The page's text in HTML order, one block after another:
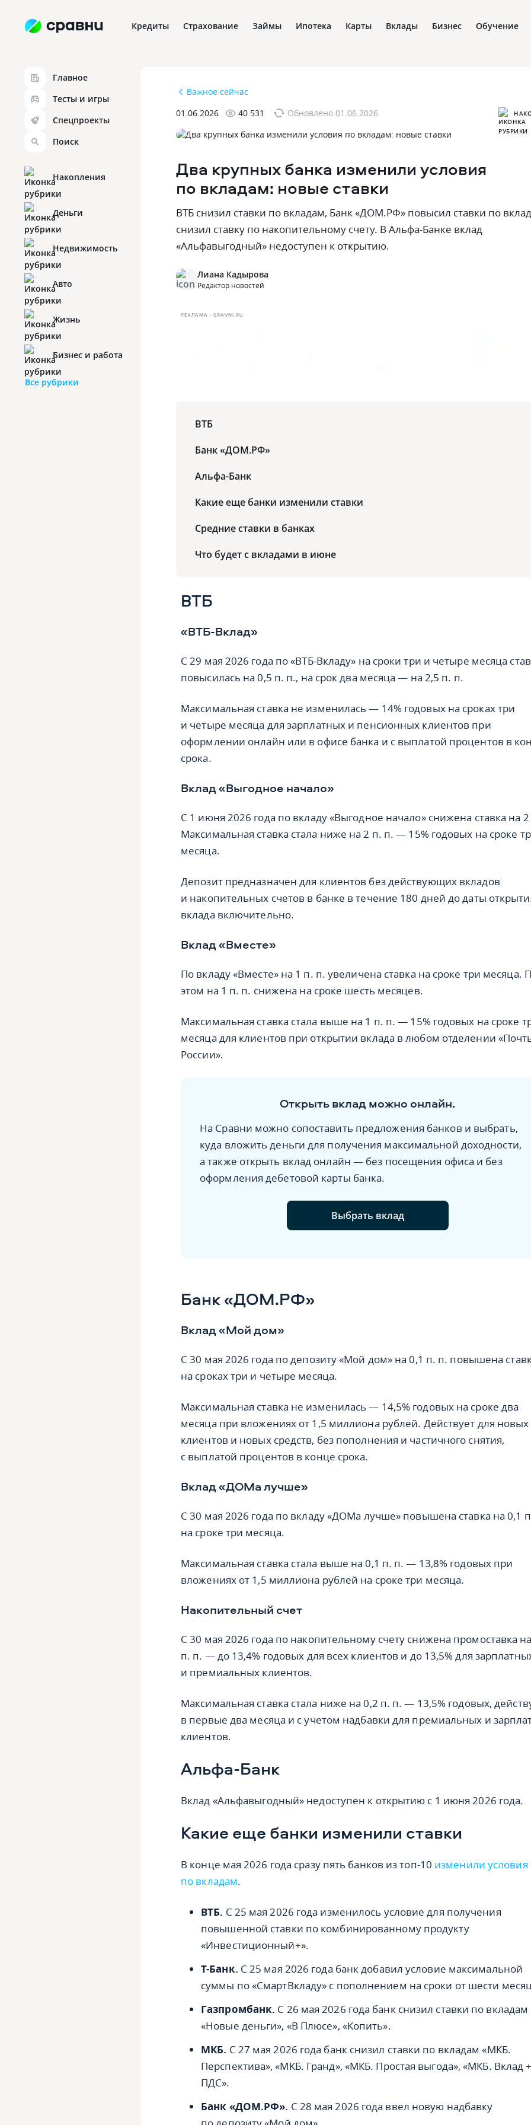
Кредиты Страхование Займы Ипотека Карты Вклады Бизнес Обучение
Главное
Тесты и игры
Спецпроекты
Поиск
Накопления
Деньги
Недвижимость
Авто
Жизнь
Бизнес и работа
Все рубрики
Важное сейчас
01.06.2026
40 531 Обновлено 01.06.2026
Два крупных банка изменили условия
по вкладам: новые ставки
ВТБ снизил ставки по вкладам, Банк «ДОМ.РФ» повысил ставки по
снизил ставку по накопительному счету. В Альфа-Банке вклад
«Альфавыгодный» недоступен к открытию.
Лиана Кадырова
Редактор новостей
РЕКЛАМА • SRAVNI.RU
ВТБ
Банк «ДОМ.РФ»
Альфа-Банк
Какие еще банки изменили ставки
Средние ставки в банках
Что будет с вкладами в июне
ВТБ
«ВТБ-Вклад»
С 29 мая 2026 года по «ВТБ-Вкладу» на сроки три и четыре месяца
повысилась на 0,5 п. п., на срок два месяца — на 2,5 п. п.
Максимальная ставка не изменилась — 14% годовых на сроках три
и четыре месяца для зарплатных и пенсионных клиентов при
оформлении онлайн или в офисе банка и с выплатой процентов в
срока.
Вклад «Выгодное начало»
С 1 июня 2026 года по вкладу «Выгодное начало» снижена ставка на
Максимальная ставка стала ниже на 2 п. п. — 15% годовых на сроке
месяца.
Депозит предназначен для клиентов без действующих вкладов
и накопительных счетов в банке в течение 180 дней до даты
вклада включительно.
Вклад «Вместе»
По вкладу «Вместе» на 1 п. п. увеличена ставка на сроке три месяца.
этом на 1 п. п. снижена на сроке шесть месяцев.
Максимальная ставка стала выше на 1 п. п. — 15% годовых на сроке
месяца для клиентов при открытии вклада в любом отделении
России».
Открыть вклад можно онлайн.
На Сравни можно сопоставить предложения банков и выбрать,
куда вложить деньги для получения максимальной доходности,
а также открыть вклад онлайн — без посещения офиса и без
оформления дебетовой карты банка.
Выбрать вклад
Банк «ДОМ.РФ»
Вклад «Мой дом»
С 30 мая 2026 года по депозиту «Мой дом» на 0,1 п. п. повышена
на сроках три и четыре месяца.
Максимальная ставка не изменилась — 14,5% годовых на сроке два
месяца при вложениях от 1,5 миллиона рублей. Действует для новых
клиентов и новых средств, без пополнения и частичного снятия,
с выплатой процентов в конце срока.
Вклад «ДОМа лучше»
С 30 мая 2026 года по вкладу «ДОМа лучше» повышена ставка на 0,1
на сроке три месяца.
Максимальная ставка стала выше на 0,1 п. п. — 13,8% годовых при
вложениях от 1,5 миллиона рублей на сроке три месяца.
Накопительный счет
С 30 мая 2026 года по накопительному счету снижена промоставка
п. п. — до 13,4% годовых для всех клиентов и до 13,5% для
и премиальных клиентов.
Максимальная ставка стала ниже на 0,2 п. п. — 13,5% годовых,
в первые два месяца и с учетом надбавки для премиальных и
клиентов.
Альфа-Банк
Вклад «Альфавыгодный» недоступен к открытию с 1 июня 2026 года.
Какие еще банки изменили ставки
В конце мая 2026 года сразу пять банков из топ-10 изменили условия
по вкладам.
ВТБ. С 25 мая 2026 года изменилось условие для получения
повышенной ставки по комбинированному продукту
«Инвестиционный+».
Т-Банк. С 25 мая 2026 года банк добавил условие максимальной
суммы по «СмартВкладу» с пополнением на сроки от шести
Газпромбанк. С 26 мая 2026 года банк снизил ставки по вкладам
«Новые деньги», «В Плюсе», «Копить».
МКБ. С 27 мая 2026 года банк снизил ставки по вкладам «МКБ.
Перспектива», «МКБ. Гранд», «МКБ. Простая выгода», «МКБ. Вклад +
ПДС».
Банк «ДОМ.РФ». С 28 мая 2026 года ввел новую надбавку